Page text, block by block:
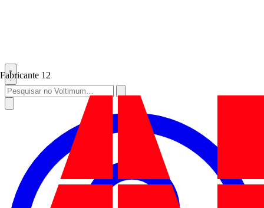
Fabricante 12